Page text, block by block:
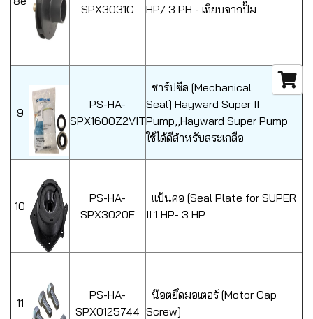
SPX3031C HP/ 3 PH - เทียบจากปั๊ม
9
PS-HA-
SPX1600Z2VIT
ชาร์ปซีล [Mechanical
Seal] Hayward Super II
Pump,,Hayward Super Pump
ใช้ได้ดีสำหรับสระเกลือ
10
PS-HA-
SPX3020E
แป้นคอ [Seal Plate for SUPER
II 1 HP- 3 HP
11
PS-HA-
SPX0125744
น๊อตยึดมอเตอร์ [Motor Cap
Screw]